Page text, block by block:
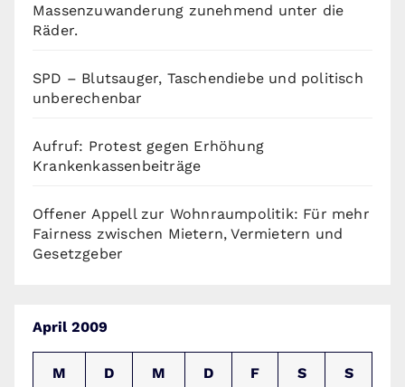
Massenzuwanderung zunehmend unter die
Räder.
SPD – Blutsauger, Taschendiebe und politisch
unberechenbar
Aufruf: Protest gegen Erhöhung
Krankenkassenbeiträge
Offener Appell zur Wohnraumpolitik: Für mehr
Fairness zwischen Mietern, Vermietern und
Gesetzgeber
April 2009
M D M D F S S